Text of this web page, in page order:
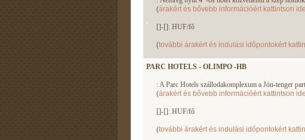
(árakért és bővebb információért kattintson ide
[]-[]: HUF/fô
(további árakért és indulási időpontokért
PARC HOTELS - OLIMPO -HB
: A Parc Hotels szállodakomplexum a Jón-tenger
(árakért és bővebb információért kattintson ide
[]-[]: HUF/fô
(további árakért és indulási időpontokért